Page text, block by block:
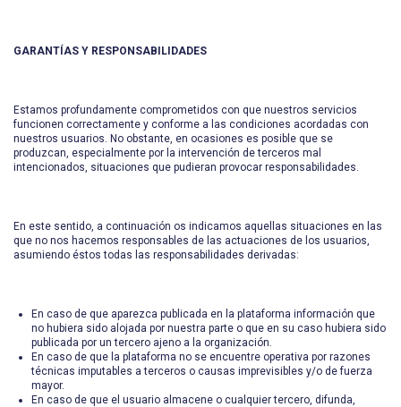
GARANTÍAS Y RESPONSABILIDADES
Estamos profundamente comprometidos con que nuestros servicios
funcionen correctamente y conforme a las condiciones acordadas con
nuestros usuarios. No obstante, en ocasiones es posible que se
produzcan, especialmente por la intervención de terceros mal
intencionados, situaciones que pudieran provocar responsabilidades.
En este sentido, a continuación os indicamos aquellas situaciones en las
que no nos hacemos responsables de las actuaciones de los usuarios,
asumiendo éstos todas las responsabilidades derivadas:
En caso de que aparezca publicada en la plataforma información que
no hubiera sido alojada por nuestra parte o que en su caso hubiera sido
publicada por un tercero ajeno a la organización.
En caso de que la plataforma no se encuentre operativa por razones
técnicas imputables a terceros o causas imprevisibles y/o de fuerza
mayor.
En caso de que el usuario almacene o cualquier tercero, difunda,